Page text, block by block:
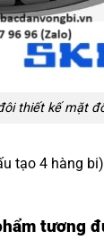
thiết kế mặt
tạo 4 hàng
tương